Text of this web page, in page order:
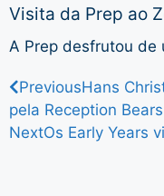
Visita da Prep ao
A Prep desfrutou de
PreviousHans
pela Reception Bears
NextOs Early Years